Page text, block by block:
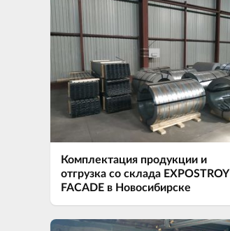
Комплектация продукции и
отгрузка со склада EXPOSTROY
FACADE в Новосибирске